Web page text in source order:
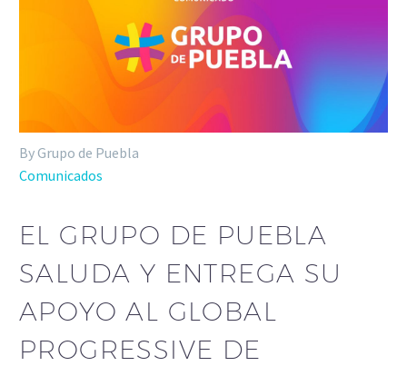
By Grupo de Puebla
Comunicados
EL GRUPO DE PUEBLA
SALUDA Y ENTREGA SU
APOYO AL GLOBAL
PROGRESSIVE DE